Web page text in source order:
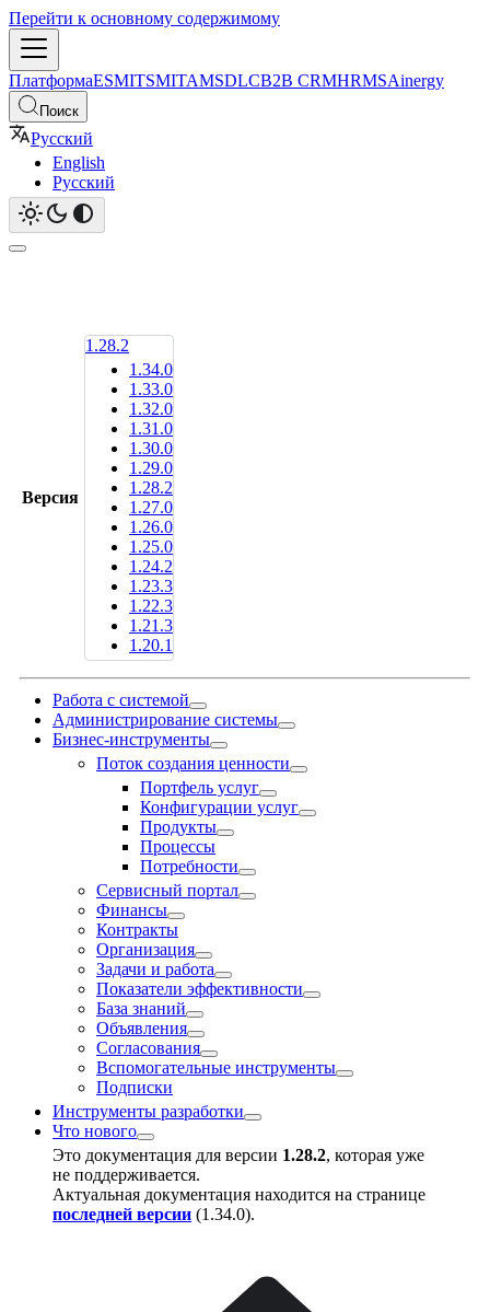
Перейти к основному содержимому
ПлатформаESMITSMITAMSDLCB2B CRMHRMSAinergy
Поиск
Русский
English
Русский
Версия
1.28.2
1.34.0
1.33.0
1.32.0
1.31.0
1.30.0
1.29.0
1.28.2
1.27.0
1.26.0
1.25.0
1.24.2
1.23.3
1.22.3
1.21.3
1.20.1
Работа с системой
Администрирование системы
Бизнес-инструменты
Поток создания ценности
Портфель услуг
Конфигурации услуг
Продукты
Процессы
Потребности
Сервисный портал
Финансы
Контракты
Организация
Задачи и работа
Показатели эффективности
База знаний
Объявления
Согласования
Вспомогательные инструменты
Подписки
Инструменты разработки
Что нового
Это документация для версии 1.28.2, которая уже
не поддерживается.
Актуальная документация находится на странице
последней версии (1.34.0).